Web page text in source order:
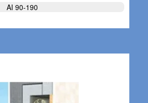
AI 90-190